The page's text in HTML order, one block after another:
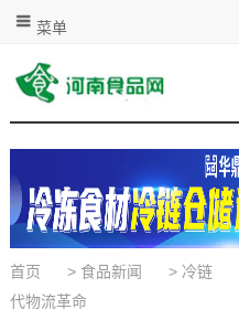
菜单
首页 > 食品新闻 > 冷链
代物流革命